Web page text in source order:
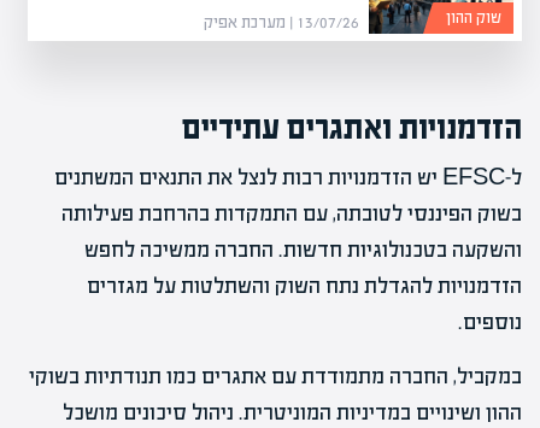
13/07/26 | מערכת אפיק שוק ההון
הזדמנויות ואתגרים עתידיים
ל-EFSC יש הזדמנויות רבות לנצל את התנאים המשתנים
בשוק הפיננסי לטובתה, עם התמקדות בהרחבת פעילותה
והשקעה בטכנולוגיות חדשות. החברה ממשיכה לחפש
הזדמנויות להגדלת נתח השוק והשתלטות על מגזרים
נוספים.
במקביל, החברה מתמודדת עם אתגרים כמו תנודתיות בשוקי
ההון ושינויים במדיניות המוניטרית. ניהול סיכונים מושכל